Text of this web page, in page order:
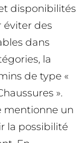
disponibilités
éviter des
dans
la
de type «
».
mentionne un
la possibilité